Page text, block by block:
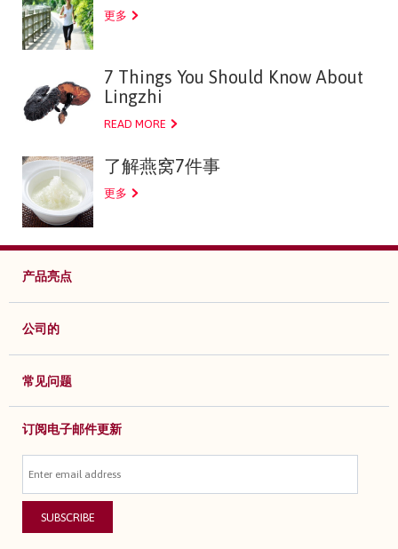
更多
7 Things You Should Know About
Lingzhi
READ MORE
了解燕窝7件事
更多
产品亮点
公司的
常见问题
订阅电子邮件更新
SUBSCRIBE